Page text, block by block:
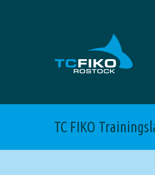
TC FIKO